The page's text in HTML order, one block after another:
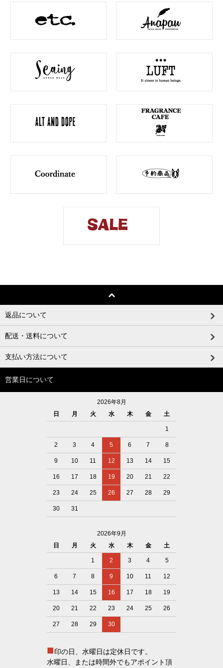
返品について
配送・送料について
支払い方法について
営業日について
2026年8月
日
月 火 水 木 金 土
1
2 3 4 5 6 7 8
9 10 11 12 13 14 15
16 17 18 19 20 21 22
23 24 25 26 27 28 29
30 31
2026年9月
日
月 火 水 木 金 土
1 2 3 4 5
6 7 8 9 10 11 12
13 14 15 16 17 18 19
20 21 22 23 24 25 26
27 28 29 30
■印の日、水曜日は定休日です。
水曜日、または時間外でもアポイント頂